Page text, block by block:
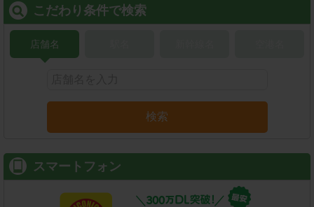
こだわり条件で検索
店舗名
検索
スマートフォン